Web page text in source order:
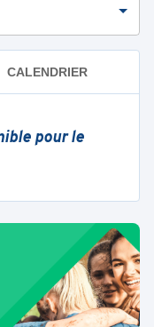
CALENDRIER
pour le